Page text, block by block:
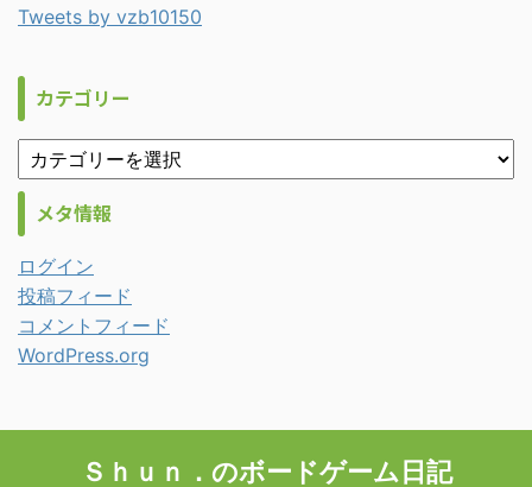
Tweets by vzb10150
カテゴリー
メタ情報
ログイン
投稿フィード
コメントフィード
WordPress.org
Ｓｈｕｎ．のボードゲーム日記